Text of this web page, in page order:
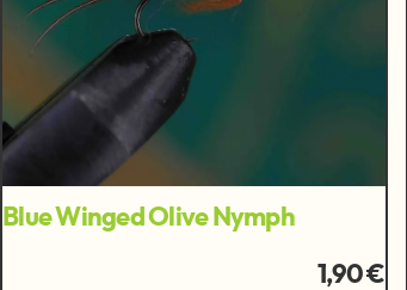
Blue Winged Olive Nymph
1,90 €